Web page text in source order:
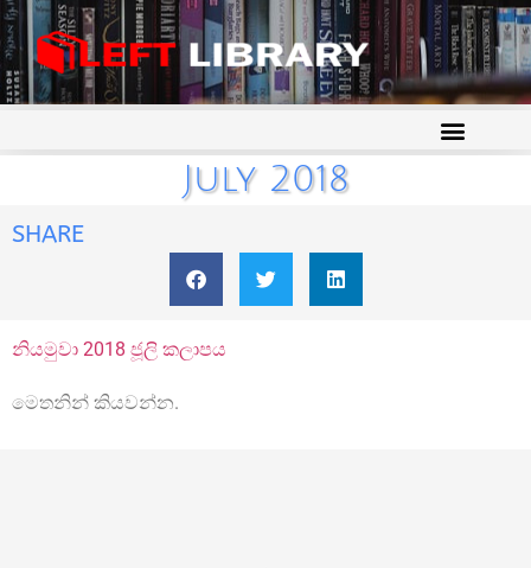
July 2018
SHARE
නියමුවා 2018 ජූලි කලාපය
මෙතනින් කියවන්න.